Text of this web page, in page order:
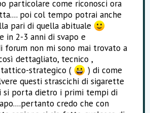
particolare come riconosci ora
poi col tempo potrai anche
pari di quella abituale
in 2-3 anni di svapo e
forum non mi sono mai trovato a
dettagliato, tecnico ,
strategico (
) di come
questi strascichi di sigarette
si porta dietro i primi tempi di
credo che con